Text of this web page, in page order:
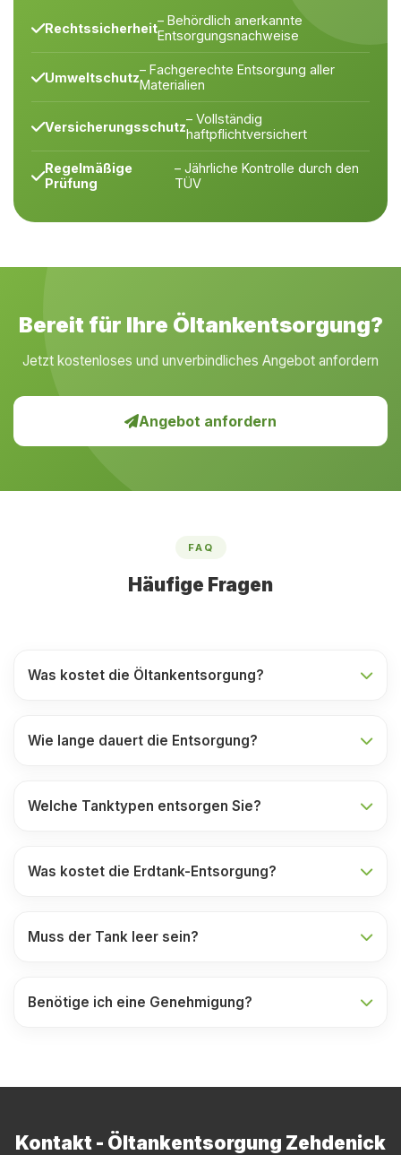
Rechtssicherheit– Behördlich anerkannte
Entsorgungsnachweise
Umweltschutz– Fachgerechte Entsorgung aller
Materialien
Versicherungsschutz– Vollständig
haftpflichtversichert
Regelmäßige
Prüfung
– Jährliche Kontrolle durch den
TÜV
Bereit für Ihre Öltankentsorgung?
Jetzt kostenloses und unverbindliches Angebot anfordern
Angebot anfordern
FAQ
Häufige Fragen
Was kostet die Öltankentsorgung?
Wie lange dauert die Entsorgung?
Welche Tanktypen entsorgen Sie?
Was kostet die Erdtank-Entsorgung?
Muss der Tank leer sein?
Benötige ich eine Genehmigung?
Kontakt - Öltankentsorgung Zehdenick